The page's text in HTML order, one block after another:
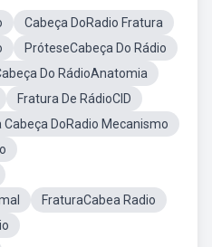
Cabeça DoRadio Fratura
PróteseCabeça Do Rádio
Do RádioAnatomia
Fratura De RádioCID
Cabeça DoRadio Mecanismo
FraturaCabea Radio